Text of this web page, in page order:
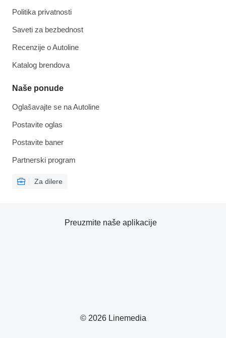
Politika privatnosti
Saveti za bezbednost
Recenzije o Autoline
Katalog brendova
Naše ponude
Oglašavajte se na Autoline
Postavite oglas
Postavite baner
Partnerski program
Za dilere
© 2026 Linemedia
Preuzmite naše aplikacije